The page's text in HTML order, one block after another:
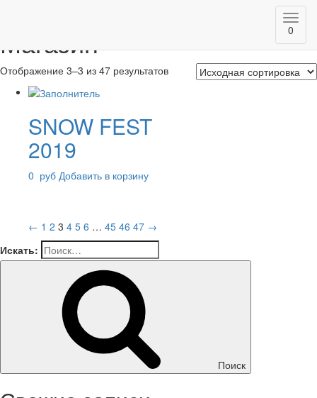
0
Магазин
Отображение 3–3 из 47 результатов
SNOW FEST
2019
0 руб Добавить в корзину
← 1 2 3 4 5 6 … 45 46 47 →
Искать:
Поиск